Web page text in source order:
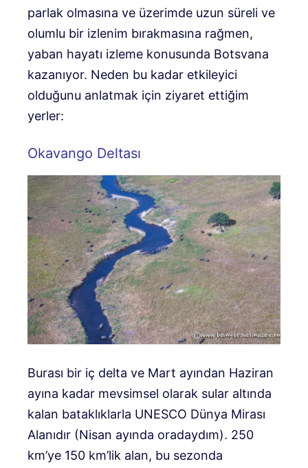
parlak olmasına ve üzerimde uzun süreli ve
olumlu bir izlenim bırakmasına rağmen,
yaban hayatı izleme konusunda Botsvana
kazanıyor. Neden bu kadar etkileyici
olduğunu anlatmak için ziyaret ettiğim
yerler:
Okavango Deltası
Burası bir iç delta ve Mart ayından Haziran
ayına kadar mevsimsel olarak sular altında
kalan bataklıklarla UNESCO Dünya Mirası
Alanıdır (Nisan ayında oradaydım). 250
km’ye 150 km’lik alan, bu sezonda